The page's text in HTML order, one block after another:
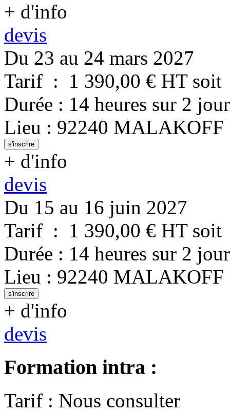
+ d'info
devis
Du 23 au 24 mars 2027
Tarif : 1 390,00 € HT soit
Durée : 14 heures sur 2
Lieu : 92240 MALAKOFF
s'inscrire
+ d'info
devis
Du 15 au 16 juin 2027
Tarif : 1 390,00 € HT soit
Durée : 14 heures sur 2
Lieu : 92240 MALAKOFF
s'inscrire
+ d'info
devis
Formation intra :
Tarif : Nous consulter